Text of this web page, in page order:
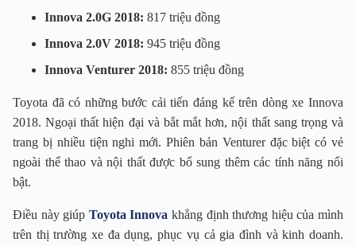
Innova 2.0G 2018: 817 triệu đồng
Innova 2.0V 2018: 945 triệu đồng
Innova Venturer 2018: 855 triệu đồng
Toyota đã có những bước cải tiến đáng kể trên dòng xe Innova
2018. Ngoại thất hiện đại và bắt mắt hơn, nội thất sang trọng và
trang bị nhiều tiện nghi mới. Phiên bản Venturer đặc biệt có vẻ
ngoài thể thao và nội thất được bổ sung thêm các tính năng nổi
bật.
Điều này giúp Toyota Innova khẳng định thương hiệu của mình
trên thị trường xe đa dụng, phục vụ cả gia đình và kinh doanh.